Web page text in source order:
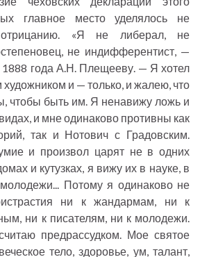
главное место уделялось не
«Я не либерал, не
не индифферентист, —
1888 года А.Н. Плещееву. — Я хотел
и — только, и жалею, что
чтобы быть им. Я ненавижу ложь и
и мне одинаково противны как
так и Нотович с Градовским.
и произвол царят не в одних
и кутузках, я вижу их в науке, в
Потому я одинаково не
ни к жандармам, ни к
ни к писателям, ни к молодежи.
предрассудком. Мое святое
тело, здоровье, ум, талант,